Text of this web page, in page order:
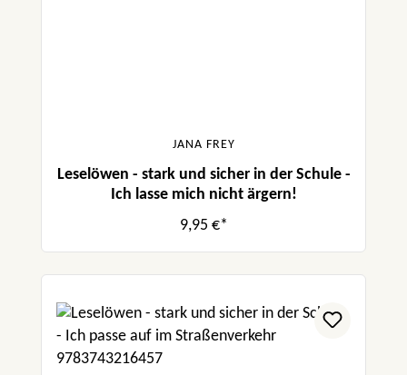
JANA FREY
Leselöwen - stark und sicher in der Schule -
Ich lasse mich nicht ärgern!
9,95 €*